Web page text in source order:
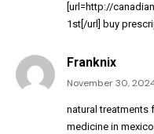
[url=http://
1st[/url] buy
Franknix
November 30,
natural treatments
medicine in